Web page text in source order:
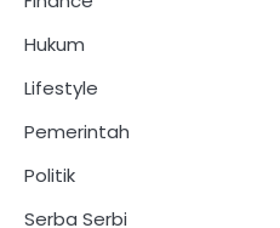
Hukum
Lifestyle
Pemerintah
Politik
Serba Serbi